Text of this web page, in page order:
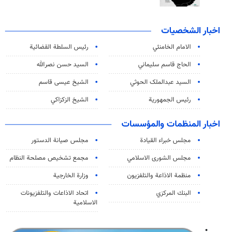
اخبار الشخصيات
الامام الخامنئي
رئیس السلطة القضائیة
الحاج قاسم سليماني
السيد حسن نصرالله
السید عبدالملک الحوثي
الشيخ عيسى قاسم
رئيس الجمهورية
الشيخ الزكزاكي
اخبار المنظمات والمؤسسات
مجلس خبراء القيادة
مجلس صيانة الدستور
مجلس الشورى الاسلامي
مجمع تشخيص مصلحة النظام
منظمة الاذاعة والتلفزیون
وزارة الخارجية
البنك المركزي
اتحاد الاذاعات والتلفزيونات
الاسلامية